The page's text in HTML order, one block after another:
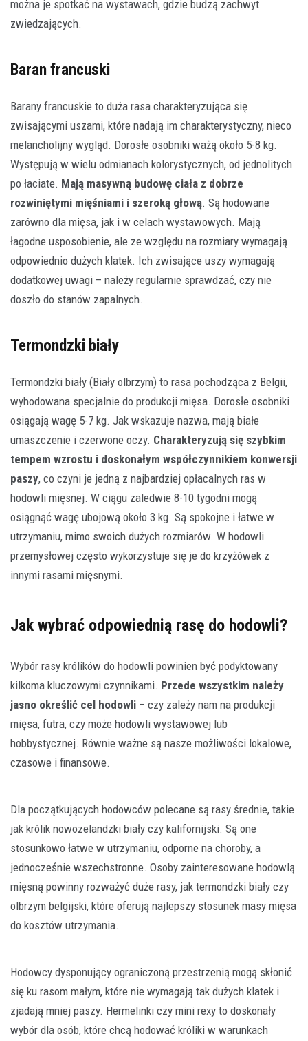
można je spotkać na wystawach, gdzie budzą zachwyt
zwiedzających.
Baran francuski
Barany francuskie to duża rasa charakteryzująca się
zwisającymi uszami, które nadają im charakterystyczny, nieco
melancholijny wygląd. Dorosłe osobniki ważą około 5-8 kg.
Występują w wielu odmianach kolorystycznych, od jednolitych
po łaciate. Mają masywną budowę ciała z dobrze
rozwiniętymi mięśniami i szeroką głową. Są hodowane
zarówno dla mięsa, jak i w celach wystawowych. Mają
łagodne usposobienie, ale ze względu na rozmiary wymagają
odpowiednio dużych klatek. Ich zwisające uszy wymagają
dodatkowej uwagi – należy regularnie sprawdzać, czy nie
doszło do stanów zapalnych.
Termondzki biały
Termondzki biały (Biały olbrzym) to rasa pochodząca z Belgii,
wyhodowana specjalnie do produkcji mięsa. Dorosłe osobniki
osiągają wagę 5-7 kg. Jak wskazuje nazwa, mają białe
umaszczenie i czerwone oczy. Charakteryzują się szybkim
tempem wzrostu i doskonałym współczynnikiem konwersji
paszy, co czyni je jedną z najbardziej opłacalnych ras w
hodowli mięsnej. W ciągu zaledwie 8-10 tygodni mogą
osiągnąć wagę ubojową około 3 kg. Są spokojne i łatwe w
utrzymaniu, mimo swoich dużych rozmiarów. W hodowli
przemysłowej często wykorzystuje się je do krzyżówek z
innymi rasami mięsnymi.
Jak wybrać odpowiednią rasę do hodowli?
Wybór rasy królików do hodowli powinien być podyktowany
kilkoma kluczowymi czynnikami. Przede wszystkim należy
jasno określić cel hodowli – czy zależy nam na produkcji
mięsa, futra, czy może hodowli wystawowej lub
hobbystycznej. Równie ważne są nasze możliwości lokalowe,
czasowe i finansowe.
Dla początkujących hodowców polecane są rasy średnie, takie
jak królik nowozelandzki biały czy kalifornijski. Są one
stosunkowo łatwe w utrzymaniu, odporne na choroby, a
jednocześnie wszechstronne. Osoby zainteresowane hodowlą
mięsną powinny rozważyć duże rasy, jak termondzki biały czy
olbrzym belgijski, które oferują najlepszy stosunek masy mięsa
do kosztów utrzymania.
Hodowcy dysponujący ograniczoną przestrzenią mogą skłonić
się ku rasom małym, które nie wymagają tak dużych klatek i
zjadają mniej paszy. Hermelinki czy mini rexy to doskonały
wybór dla osób, które chcą hodować króliki w warunkach